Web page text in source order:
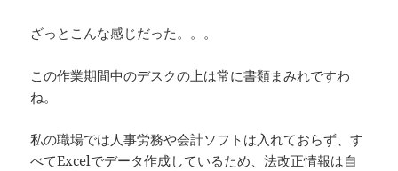
ざっとこんな感じだった。。。
この作業期間中のデスクの上は常に書類まみれですわ
ね。
私の職場では人事労務や会計ソフトは入れておらず、す
べてExcelでデータ作成しているため、法改正情報は自